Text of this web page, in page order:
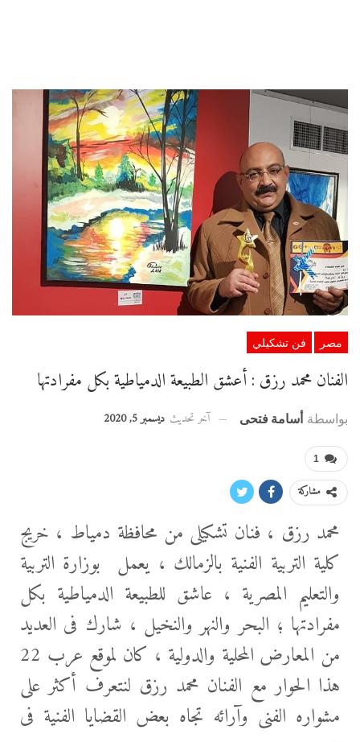
مصر فن تشكيلي
الفنان محمد رزق : أعشق الطبيعة الدمياطية بكل مفرادتها
بواسطة أسامة فتحى آخر تحديث ديسمبر 5, 2020
1
مشاركة
محمد رزق ، فنان تشكيلى من محافظة دمياط ، خريج
كلية التربية الفنية بالزمالك ، يعمل بوزارة التربية
والتعليم المصرية ، عاشق للطبيعة الدمياطية بكل
مفرادتها ؛ البحر والنهر والنخيل ، شارك فى العديد
من المعارض المحلية والدولية ، كان لموقع عرب 22
هذا الحوار مع الفنان محمد رزق لنتعرف أكثر على
مشواره الفنى وآرائه تجاه بعض القضايا الفنية فى